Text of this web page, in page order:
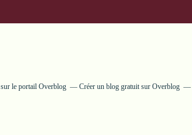
sur le portail Overblog Créer un blog gratuit sur Overblog